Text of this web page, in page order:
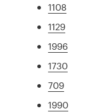
1108
1129
1996
1730
709
1990